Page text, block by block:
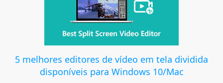
5 melhores editores de vídeo em tela dividida
disponíveis para Windows 10/Mac